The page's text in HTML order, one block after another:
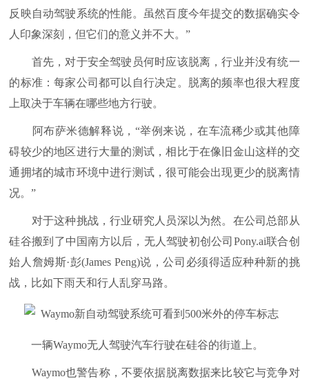
反映自动驾驶系统的性能。虽然百度今年提交的数据确实令
人印象深刻，但它们的意义并不大。”
首先，对于安全驾驶员何时应该脱离，行业并没有统一
的标准：每家公司都可以自行决定。脱离的频率也很大程度
上取决于车辆在哪些地方行驶。
阿布萨米德解释说，“举例来说，在车流稀少或其他障
碍较少的地区进行大量的测试，相比于在像旧金山这样的交
通拥堵的城市环境中进行测试，很可能会出现更少的脱离情
况。”
对于这种挑战，行业研究人员深以为然。在公司总部从
硅谷搬到了中国南方以后，无人驾驶初创公司Pony.ai联合创
始人詹姆斯·彭(James Peng)说，公司必须得适应种种新的挑
战，比如下雨天和行人乱穿马路。
一辆Waymo无人驾驶汽车行驶在硅谷的街道上。
Waymo也警告称，不要依据脱离数据来比较它与竞争对